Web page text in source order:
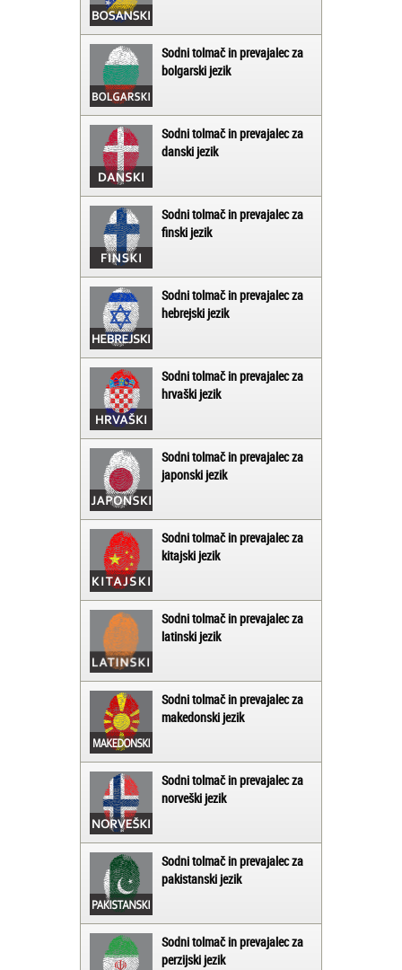
Sodni tolmač in prevajalec za
bolgarski jezik
Sodni tolmač in prevajalec za
danski jezik
Sodni tolmač in prevajalec za
finski jezik
Sodni tolmač in prevajalec za
hebrejski jezik
Sodni tolmač in prevajalec za
hrvaški jezik
Sodni tolmač in prevajalec za
japonski jezik
Sodni tolmač in prevajalec za
kitajski jezik
Sodni tolmač in prevajalec za
latinski jezik
Sodni tolmač in prevajalec za
makedonski jezik
Sodni tolmač in prevajalec za
norveški jezik
Sodni tolmač in prevajalec za
pakistanski jezik
Sodni tolmač in prevajalec za
perzijski jezik